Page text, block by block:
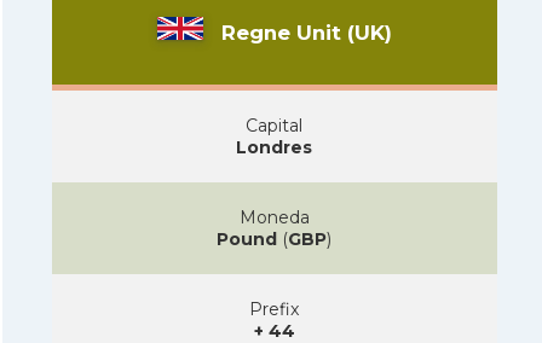
Regne Unit (UK)
Capital
Londres
Moneda
Pound (GBP)
Prefix
+ 44